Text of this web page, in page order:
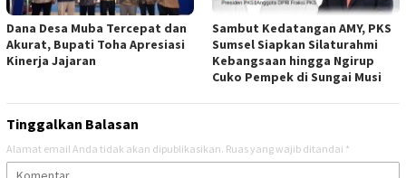
Dana Desa Muba Tercepat dan
Akurat, Bupati Toha Apresiasi
Kinerja Jajaran
Sambut Kedatangan AMY, PKS
Sumsel Siapkan Silaturahmi
Kebangsaan hingga Ngirup
Cuko Pempek di Sungai Musi
Tinggalkan Balasan
Alamat email Anda tidak akan dipublikasikan. Ruas yang wajib ditandai *